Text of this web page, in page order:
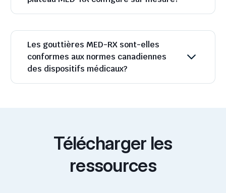
Les gouttières MED-RX sont-elles
conformes aux normes canadiennes
des dispositifs médicaux?
Télécharger les
ressources